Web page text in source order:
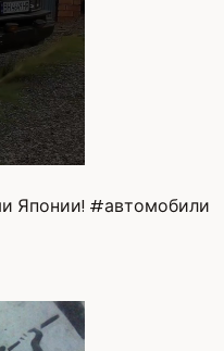
Японии! #автомобили